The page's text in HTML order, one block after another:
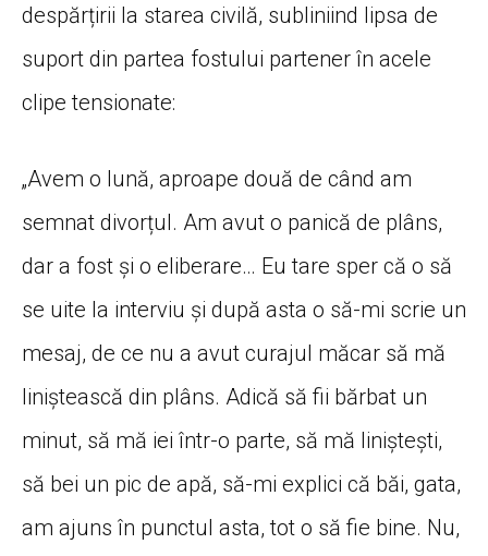
despărțirii la starea civilă, subliniind lipsa de
suport din partea fostului partener în acele
clipe tensionate:
„Avem o lună, aproape două de când am
semnat divorțul. Am avut o panică de plâns,
dar a fost și o eliberare… Eu tare sper că o să
se uite la interviu și după asta o să-mi scrie un
mesaj, de ce nu a avut curajul măcar să mă
liniștească din plâns. Adică să fii bărbat un
minut, să mă iei într-o parte, să mă liniștești,
să bei un pic de apă, să-mi explici că băi, gata,
am ajuns în punctul asta, tot o să fie bine. Nu,